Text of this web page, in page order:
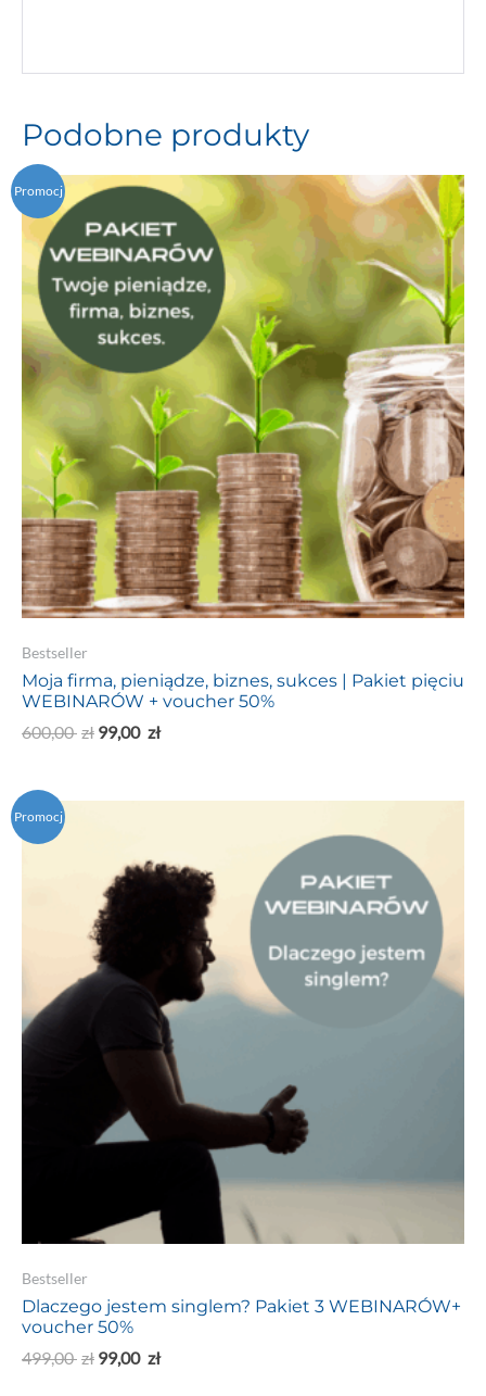
Podobne produkty
Promocj
a!
Bestseller
Moja firma, pieniądze, biznes, sukces | Pakiet pięciu
WEBINARÓW + voucher 50%
600,00 zł 99,00 zł
Promocj
Bestseller
Dlaczego jestem singlem? Pakiet 3 WEBINARÓW+
voucher 50%
499,00 zł 99,00 zł